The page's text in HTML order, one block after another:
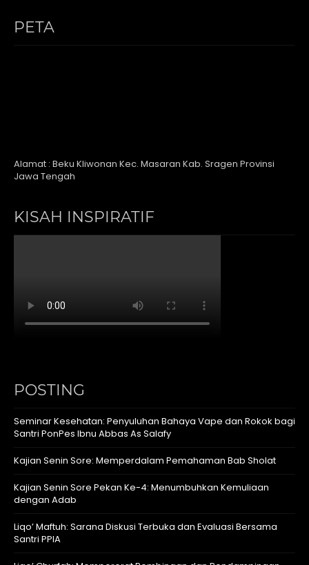
PETA
Alamat : Beku Kliwonan Kec. Masaran Kab. Sragen Provinsi
Jawa Tengah
KISAH INSPIRATIF
POSTING
Seminar Kesehatan: Penyuluhan Bahaya Vape dan Rokok bagi
Santri PonPes Ibnu Abbas As Salafy
Kajian Senin Sore: Memperdalam Pemahaman Bab Sholat
Kajian Senin Sore Pekan Ke-4: Menumbuhkan Kemuliaan
dengan Adab
Liqo’ Maftuh: Sarana Diskusi Terbuka dan Evaluasi Bersama
Santri PPIA